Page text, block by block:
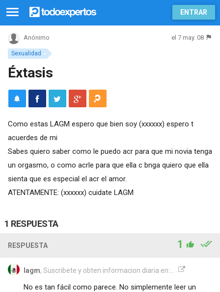
ENTRAR
Sexualidad
Anónimo el 7 may. 08
Éxtasis
Como estas LAGM espero que bien soy (xxxxxx) espero t
acuerdes de mi
Sabes quiero saber como le puedo acr para que mi novia tenga
un orgasmo, o como acrle para que ella c bnga quiero que ella
sienta que es especial el acr el amor.
ATENTAMENTE: (xxxxxx) cuidate LAGM
1 RESPUESTA
RESPUESTA 1
lagm, Suscribete y obten informacion diaria en:...
No es tan fácil como parece. No simplemente leer un